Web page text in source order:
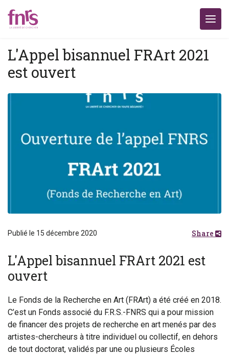
L'Appel bisannuel FRArt 2021
est ouvert
Publié le 15 décembre 2020 Share
L'Appel bisannuel FRArt 2021 est
ouvert
Le Fonds de la Recherche en Art (FRArt) a été créé en 2018.
C’est un Fonds associé du F.R.S.-FNRS qui a pour mission
de financer des projets de recherche en art menés par des
artistes-chercheurs à titre individuel ou collectif, en dehors
de tout doctorat, validés par une ou plusieurs Écoles